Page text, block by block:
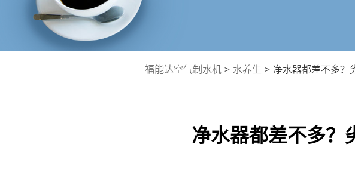
福能达空气制水机 > 水养生 > 净水器都差不多？
净水器都差不多？